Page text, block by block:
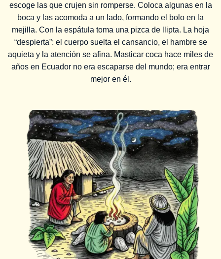
escoge las que crujen sin romperse. Coloca algunas en la
boca y las acomoda a un lado, formando el bolo en la
mejilla. Con la espátula toma una pizca de llipta. La hoja
“despierta”: el cuerpo suelta el cansancio, el hambre se
aquieta y la atención se afina. Masticar coca hace miles de
años en Ecuador no era escaparse del mundo; era entrar
mejor en él.